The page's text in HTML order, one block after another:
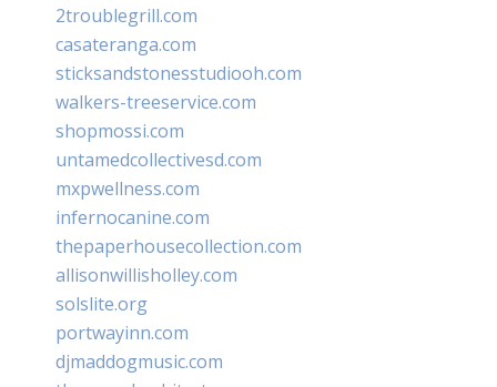
2troublegrill.com
casateranga.com
sticksandstonesstudiooh.com
walkers-treeservice.com
shopmossi.com
untamedcollectivesd.com
mxpwellness.com
infernocanine.com
thepaperhousecollection.com
allisonwillisholley.com
solslite.org
portwayinn.com
djmaddogmusic.com